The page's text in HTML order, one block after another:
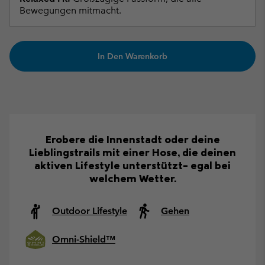
Bewegungen mitmacht.
In Den Warenkorb
Erobere die Innenstadt oder deine
Lieblingstrails mit einer Hose, die deinen
aktiven Lifestyle unterstützt– egal bei
welchem Wetter.
Outdoor Lifestyle Gehen
Omni-Shield™